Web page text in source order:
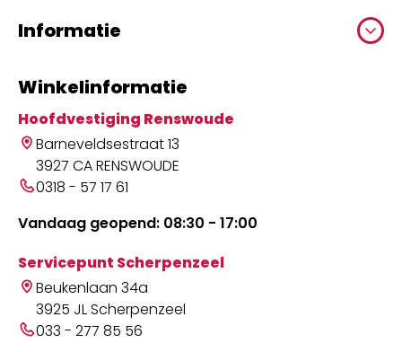
Informatie
Winkelinformatie
Hoofdvestiging Renswoude
Barneveldsestraat 13
3927 CA RENSWOUDE
0318 - 57 17 61
Vandaag geopend: 08:30 - 17:00
Servicepunt Scherpenzeel
Beukenlaan 34a
3925 JL Scherpenzeel
033 - 277 85 56